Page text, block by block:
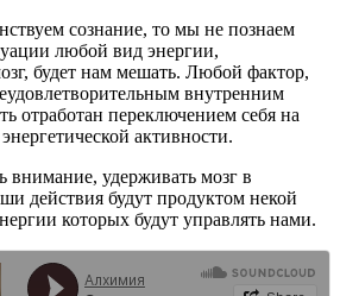
сознание, то мы не познаем
любой вид энергии,
будет нам мешать. Любой фактор,
внутренним
отработан переключением себя на
активности.
внимание, удерживать мозг в
действия будут продуктом некой
которых будут управлять нами.